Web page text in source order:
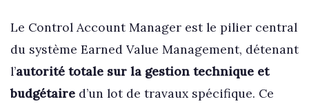
Le Control Account Manager est le pilier central
du système Earned Value Management, détenant
l’autorité totale sur la gestion technique et
budgétaired’un lot de travaux spécifique. Ce